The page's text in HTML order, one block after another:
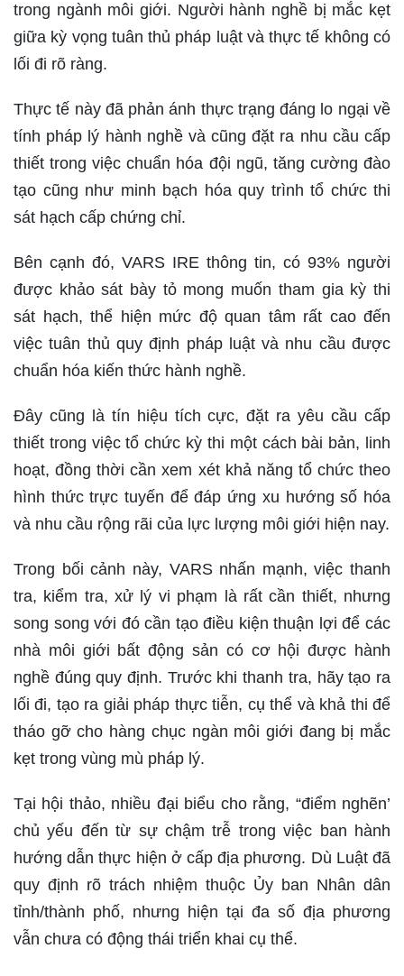
trong ngành môi giới. Người hành nghề bị mắc kẹt
giữa kỳ vọng tuân thủ pháp luật và thực tế không có
lối đi rõ ràng.
Thực tế này đã phản ánh thực trạng đáng lo ngại về
tính pháp lý hành nghề và cũng đặt ra nhu cầu cấp
thiết trong việc chuẩn hóa đội ngũ, tăng cường đào
tạo cũng như minh bạch hóa quy trình tổ chức thi
sát hạch cấp chứng chỉ.
Bên cạnh đó, VARS IRE thông tin, có 93% người
được khảo sát bày tỏ mong muốn tham gia kỳ thi
sát hạch, thể hiện mức độ quan tâm rất cao đến
việc tuân thủ quy định pháp luật và nhu cầu được
chuẩn hóa kiến thức hành nghề.
Đây cũng là tín hiệu tích cực, đặt ra yêu cầu cấp
thiết trong việc tổ chức kỳ thi một cách bài bản, linh
hoạt, đồng thời cần xem xét khả năng tổ chức theo
hình thức trực tuyến để đáp ứng xu hướng số hóa
và nhu cầu rộng rãi của lực lượng môi giới hiện nay.
Trong bối cảnh này, VARS nhấn mạnh, việc thanh
tra, kiểm tra, xử lý vi phạm là rất cần thiết, nhưng
song song với đó cần tạo điều kiện thuận lợi để các
nhà môi giới bất động sản có cơ hội được hành
nghề đúng quy định. Trước khi thanh tra, hãy tạo ra
lối đi, tạo ra giải pháp thực tiễn, cụ thể và khả thi để
tháo gỡ cho hàng chục ngàn môi giới đang bị mắc
kẹt trong vùng mù pháp lý.
Tại hội thảo, nhiều đại biểu cho rằng, “điểm nghẽn’
chủ yếu đến từ sự chậm trễ trong việc ban hành
hướng dẫn thực hiện ở cấp địa phương. Dù Luật đã
quy định rõ trách nhiệm thuộc Ủy ban Nhân dân
tỉnh/thành phố, nhưng hiện tại đa số địa phương
vẫn chưa có động thái triển khai cụ thể.